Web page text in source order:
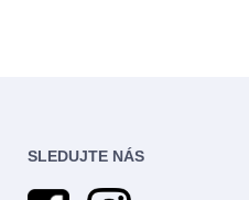
SLEDUJTE NÁS